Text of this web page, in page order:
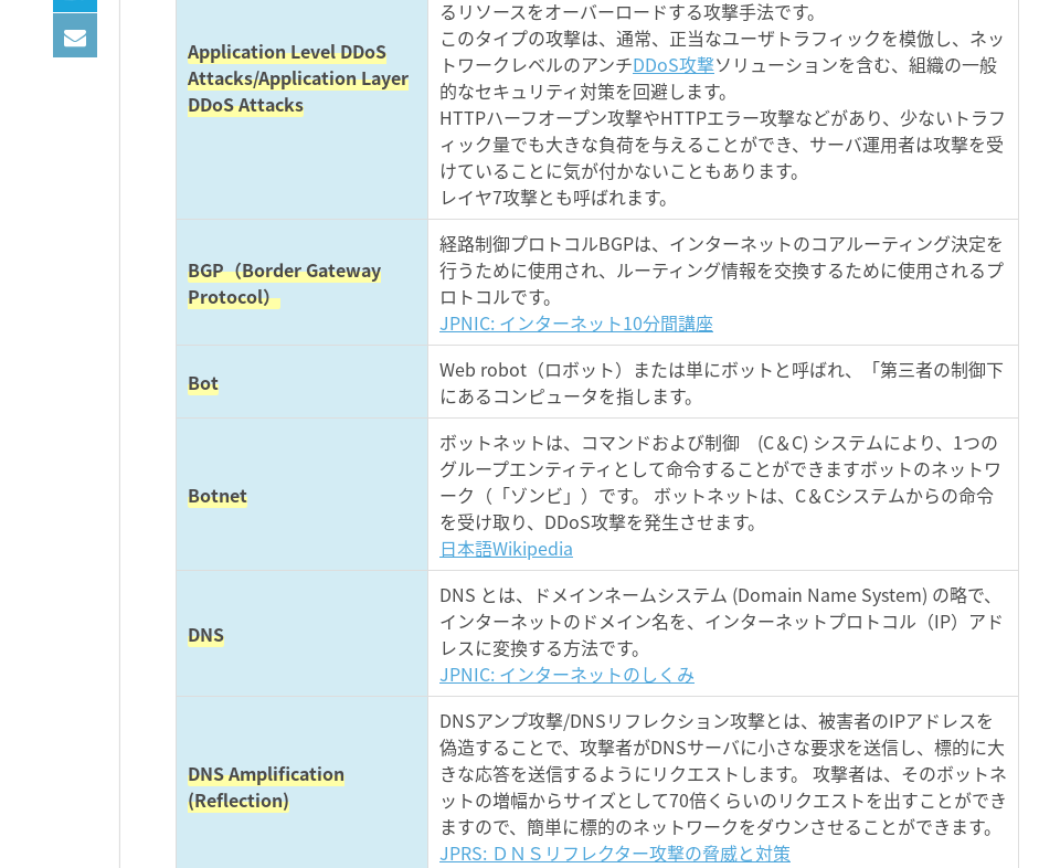
Application Level DDoS
Attacks/Application Layer
DDoS Attacks
るリソースをオーバーロードする攻撃手法です。
このタイプの攻撃は、通常、正当なユーザトラフィックを模倣し、ネッ
トワークレベルのアンチDDoS攻撃ソリューションを含む、組織の一般
的なセキュリティ対策を回避します。
HTTPハーフオープン攻撃やHTTPエラー攻撃などがあり、少ないトラフ
ィック量でも大きな負荷を与えることができ、サーバ運用者は攻撃を受
けていることに気が付かないこともあります。
レイヤ7攻撃とも呼ばれます。
BGP（Border Gateway
Protocol）
経路制御プロトコルBGPは、インターネットのコアルーティング決定を
行うために使用され、ルーティング情報を交換するために使用されるプ
ロトコルです。
JPNIC: インターネット10分間講座
Bot
Web robot（ロボット）または単にボットと呼ばれ、「第三者の制御下
にあるコンピュータを指します。
Botnet
ボットネットは、コマンドおよび制御 (C＆C) システムにより、1つの
グループエンティティとして命令することができますボットのネットワ
ーク（「ゾンビ」）です。 ボットネットは、C＆Cシステムからの命令
を受け取り、DDoS攻撃を発生させます。
日本語Wikipedia
DNS
DNS とは、ドメインネームシステム (Domain Name System) の略で、
インターネットのドメイン名を、インターネットプロトコル（IP）アド
レスに変換する方法です。
JPNIC: インターネットのしくみ
DNS Amplification
(Reflection)
DNSアンプ攻撃/DNSリフレクション攻撃とは、被害者のIPアドレスを
偽造することで、攻撃者がDNSサーバに小さな要求を送信し、標的に大
きな応答を送信するようにリクエストします。 攻撃者は、そのボットネ
ットの増幅からサイズとして70倍くらいのリクエストを出すことができ
ますので、簡単に標的のネットワークをダウンさせることができます。
JPRS: ＤＮＳリフレクター攻撃の脅威と対策